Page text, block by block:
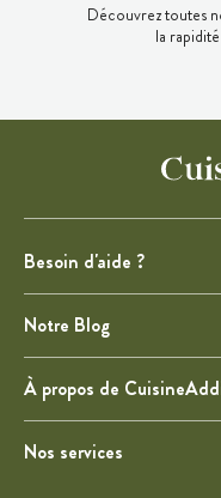
Découvrez toutes
la
Besoin d'aide ?
Notre Blog
À propos de
Nos services